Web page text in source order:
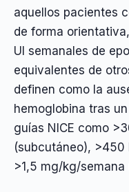
aquellos pacientes
de forma
UI semanales de
equivalentes de
definen como la
hemoglobina tras
guías NICE como
(subcutáneo), >450
>1,5 mg/kg/